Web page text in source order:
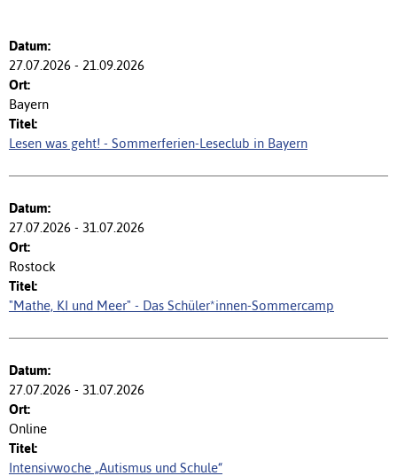
27.07.2026 - 21.09.2026
Bayern
Lesen was geht! - Sommerferien-Leseclub in Bayern
27.07.2026 - 31.07.2026
Rostock
"Mathe, KI und Meer" - Das Schüler*innen-Sommercamp
27.07.2026 - 31.07.2026
Online
Intensivwoche „Autismus und Schule“